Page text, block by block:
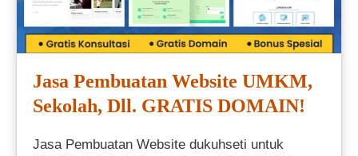
Jasa Pembuatan Website UMKM,
Sekolah, Dll. GRATIS DOMAIN!
Jasa Pembuatan Website dukuhseti untuk